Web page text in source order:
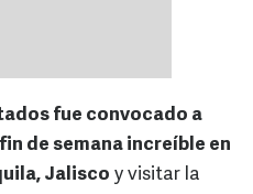
fue convocado a
de semana increíble en
Jalisco y visitar la